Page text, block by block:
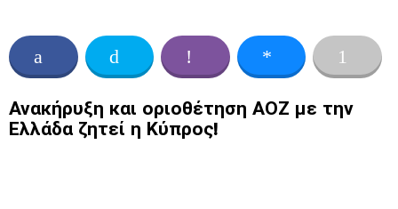
Ανακήρυξη και οριοθέτηση ΑΟΖ με την
Ελλάδα ζητεί η Κύπρος!